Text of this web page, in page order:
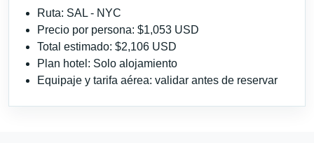
Ruta: SAL - NYC
Precio por persona: $1,053 USD
Total estimado: $2,106 USD
Plan hotel: Solo alojamiento
Equipaje y tarifa aérea: validar antes de reservar